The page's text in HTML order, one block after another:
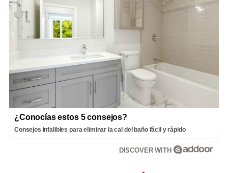
¿Conocías estos 5 consejos?
Consejos infalibles para eliminar la cal del baño fácil y rápido
DISCOVER WITH